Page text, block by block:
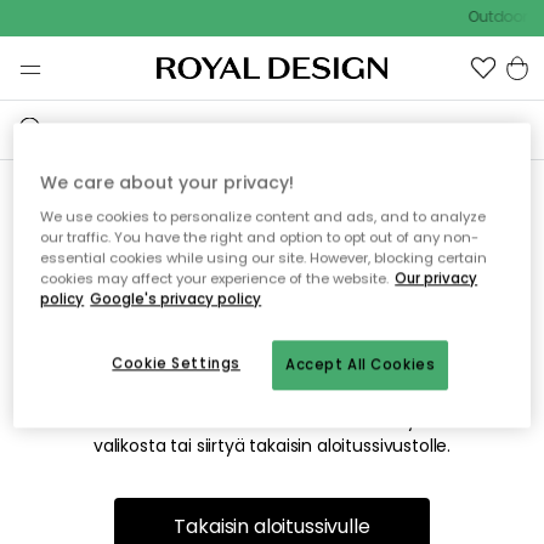
Outdoor
Emme valitettavasti löydä
etsimääsi sivua
Tämä voi johtua siitä, että sivua ei enää ole tai siitä, että se
on siirretty muualle. Pahoittelemme tästä mahdollisesti
valikosta tai siirtyä takaisin aloitussivustolle.
Takaisin aloitussivulle
We care about your privacy!
We use cookies to personalize content and ads, and to analyze
our traffic. You have the right and option to opt out of any non-
essential cookies while using our site. However, blocking certain
cookies may affect your experience of the website. Our privacy
policy Google's privacy policy
Accept All Cookies
Cookie Settings